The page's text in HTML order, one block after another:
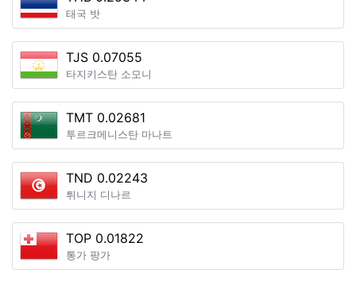
태국 밧
TJS 0.07055
타지키스탄 소모니
TMT 0.02681
투르크메니스탄 마나트
TND 0.02243
튀니지 디나르
TOP 0.01822
통가 팡가